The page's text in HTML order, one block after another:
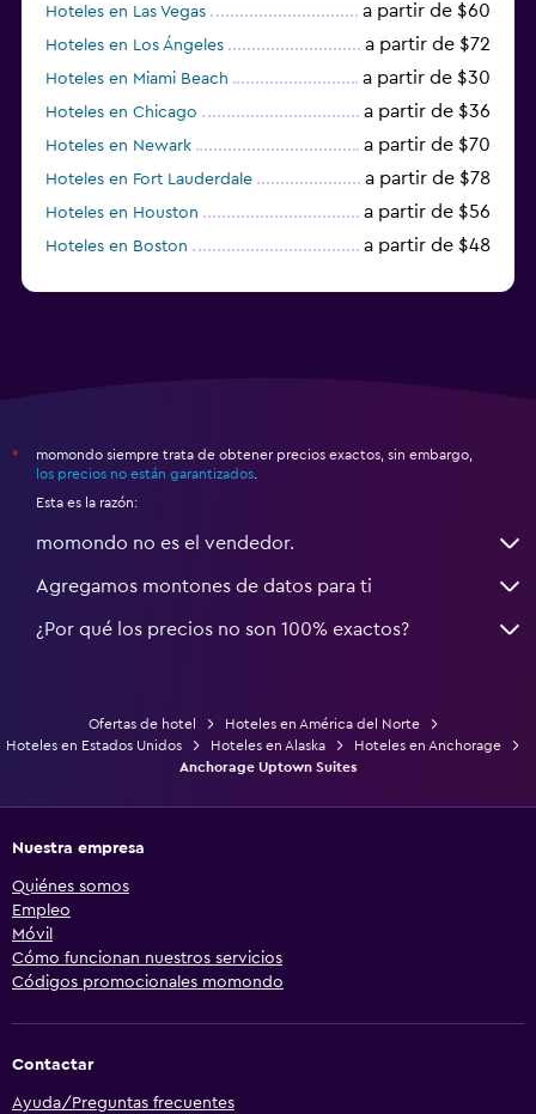
Hoteles en Las Vegas a partir de $60
Hoteles en Los Ángeles a partir de $72
Hoteles en Miami Beach a partir de $30
Hoteles en Chicago a partir de $36
Hoteles en Newark a partir de $70
Hoteles en Fort Lauderdale a partir de $78
Hoteles en Houston a partir de $56
Hoteles en Boston a partir de $48
*
momondo siempre trata de obtener precios exactos, sin embargo,
los precios no están garantizados
Esta es la razón:
momondo no es el vendedor.
Agregamos montones de datos para ti
¿Por qué los precios no son 100% exactos?
Ofertas de hotel
Hoteles en América del Norte
Hoteles en Estados Unidos
Hoteles en Alaska
Hoteles en Anchorage
Anchorage Uptown Suites
Nuestra empresa
Quiénes somos
Empleo
Móvil
Cómo funcionan nuestros servicios
Códigos promocionales momondo
Contactar
Ayuda/Preguntas frecuentes